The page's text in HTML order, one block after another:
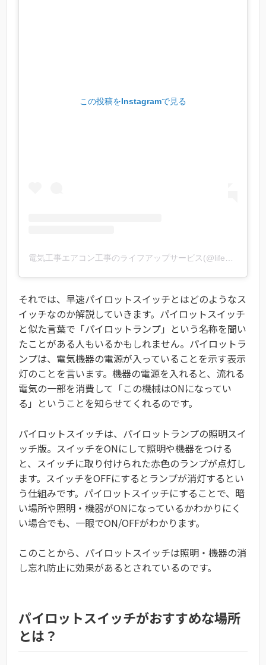
この投稿をInstagramで見る
それでは、早速パイロットスイッチとはどのようなス
イッチなのか解説していきます。パイロットスイッチ
と似た言葉で「パイロットランプ」という名称を聞い
たことがある人もいるかもしれません。パイロットラ
ンプは、電気機器の電源が入っていることを示す表示
灯のことを言います。機器の電源を入れると、流れる
電気の一部を消費して「この機械はONになってい
る」ということを知らせてくれるのです。
パイロットスイッチは、パイロットランプの照明スイ
ッチ版。スイッチをONにして照明や機器をつける
と、スイッチに取り付けられた赤色のランプが点灯し
ます。スイッチをOFFにするとランプが消灯するとい
う仕組みです。パイロットスイッチにすることで、暗
い場所や照明・機器がONになっているかわかりにく
い場合でも、一眼でON/OFFがわかります。
このことから、パイロットスイッチは照明・機器の消
し忘れ防止に効果があるとされているのです。
パイロットスイッチがおすすめな場所
とは？